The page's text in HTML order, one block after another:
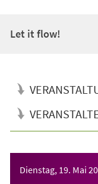
Let it flow!
Dienstag, 19. Mai